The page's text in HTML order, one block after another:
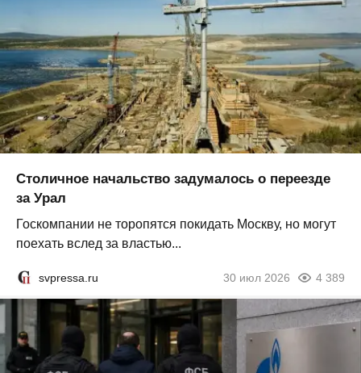
Столичное начальство задумалось о переезде
за Урал
Госкомпании не торопятся покидать Москву, но могут
поехать вслед за властью...
svpressa.ru 30 июл 2026 4 389